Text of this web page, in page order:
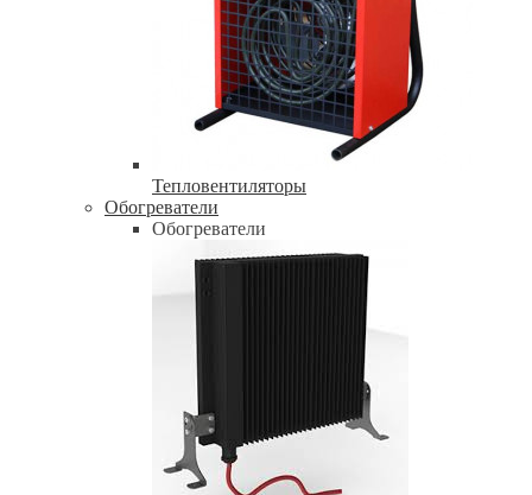
Тепловентиляторы
Обогреватели
Обогреватели